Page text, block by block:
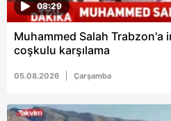
08:29
Muhammed Salah Trabzon'a
coşkulu karşılama
05.08.2026 Çarşamba